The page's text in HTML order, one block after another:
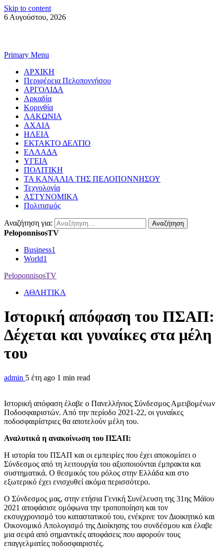
Skip to content
6 Αυγούστου, 2026
Primary Menu
ΑΡΧΙΚΗ
Περιφέρεια Πελοποννήσου
ΑΡΓΟΛΙΔΑ
Αρκαδία
Κορινθία
ΛΑΚΩΝΙΑ
ΑΧΑΙΑ
ΗΛΕΙΑ
ΕΚΤΑΚΤΟ ΔΕΛΤΙΟ
ΕΛΛΑΔΑ
ΥΓΕΙΑ
ΠΟΛΙΤΙΚΗ
ΤΑ ΚΑΝΑΛΙΑ ΤΗΣ ΠΕΛΟΠΟΝΝΗΣΟΥ
Τεχνολογία
ΑΣΤΥΝΟΜΙΚΑ
Πολιτισμός
Αναζήτηση για:
PeloponnisosTV
Business1
World1
PeloponnisosTV
ΑΘΛΗΤΙΚΑ
Ιστορική απόφαση του ΠΣΑΠ:
Δέχεται και γυναίκες στα μέλη
του
admin 5 έτη ago 1 min read
Ιστορική απόφαση έλαβε ο Πανελλήνιος Σύνδεσμος Αμειβομένων
Ποδοσφαιριστών. Από την περίοδο 2021-22, οι γυναίκες
ποδοσφαιρίστριες θα αποτελούν μέλη του.
Αναλυτικά η ανακοίνωση του ΠΣΑΠ:
Η ιστορία του ΠΣΑΠ και οι εμπειρίες που έχει αποκομίσει ο
Σύνδεσμος από τη λειτουργία του αξιοποιούνται έμπρακτα και
συστηματικά. Ο θεσμικός του ρόλος στην Ελλάδα και στο
εξωτερικό έχει ενισχυθεί ακόμα περισσότερο.
Ο Σύνδεσμος μας, στην ετήσια Γενική Συνέλευση της 31ης Μάϊου
2021 αποφάσισε ομόφωνα την τροποποίηση και τον
εκσυγχρονισμό του καταστατικού του, ενέκρινε τον Διοικητικό και
Οικονομικό Απολογισμό της Διοίκησης του συνδέσμου και έλαβε
μια σειρά από σημαντικές αποφάσεις που αφορούν τους
επαγγελματίες ποδοσφαιριστές.